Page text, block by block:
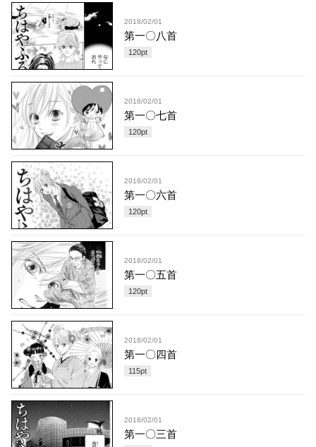
2018/02/01
第一〇八首
120pt
2018/02/01
第一〇七首
120pt
2018/02/01
第一〇六首
120pt
2018/02/01
第一〇五首
120pt
2018/02/01
第一〇四首
115pt
2018/02/01
第一〇三首